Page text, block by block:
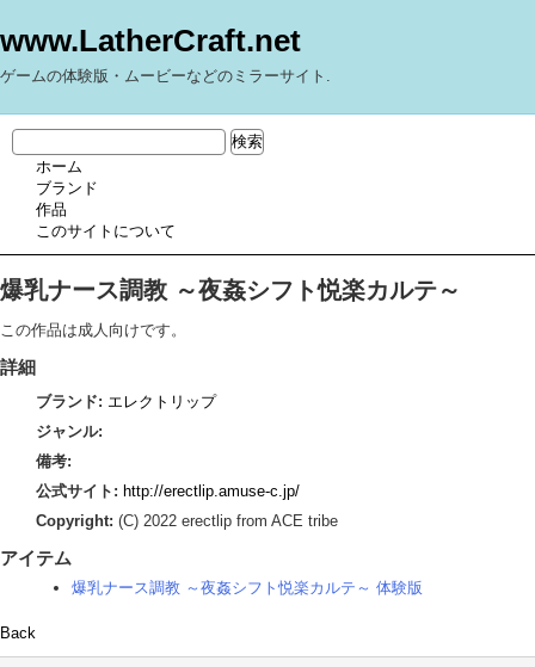
www.LatherCraft.net
ゲームの体験版・ムービーなどのミラーサイト.
ホーム
ブランド
作品
このサイトについて
爆乳ナース調教 ～夜姦シフト悦楽カルテ～
この作品は成人向けです。
詳細
ブランド: エレクトリップ
ジャンル:
備考:
公式サイト: http://erectlip.amuse-c.jp/
Copyright: (C) 2022 erectlip from ACE tribe
アイテム
爆乳ナース調教 ～夜姦シフト悦楽カルテ～ 体験版
Back